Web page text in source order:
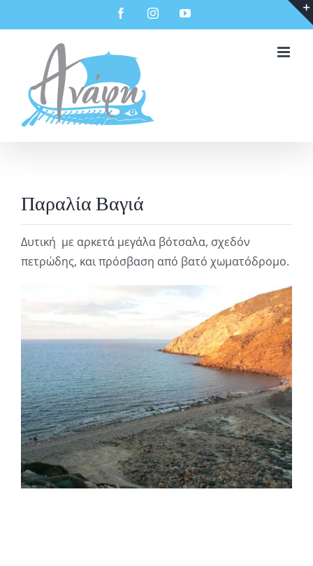
στο
περιεχόμενο
FacebookInstagramYouTube
Παραλία Βαγιά
Δυτική με αρκετά μεγάλα βότσαλα, σχεδόν
πετρώδης, και πρόσβαση από βατό χωματόδρομο.